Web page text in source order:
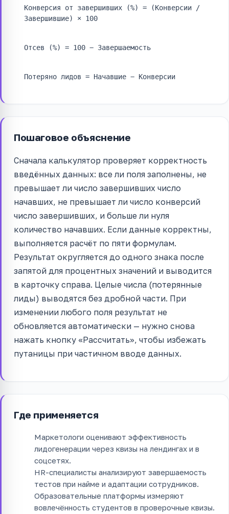
Конверсия от завершивших (%) = (Конверсии /
Завершившие) × 100
Отсев (%) = 100 − Завершаемость
Потеряно лидов = Начавшие − Конверсии
Пошаговое объяснение
Сначала калькулятор проверяет корректность
введённых данных: все ли поля заполнены, не
превышает ли число завершивших число
начавших, не превышает ли число конверсий
число завершивших, и больше ли нуля
количество начавших. Если данные корректны,
выполняется расчёт по пяти формулам.
Результат округляется до одного знака после
запятой для процентных значений и выводится
в карточку справа. Целые числа (потерянные
лиды) выводятся без дробной части. При
изменении любого поля результат не
обновляется автоматически — нужно снова
нажать кнопку «Рассчитать», чтобы избежать
путаницы при частичном вводе данных.
Где применяется
Маркетологи оценивают эффективность
лидогенерации через квизы на лендингах и в
соцсетях.
HR-специалисты анализируют завершаемость
тестов при найме и адаптации сотрудников.
Образовательные платформы измеряют
вовлечённость студентов в проверочные квизы.